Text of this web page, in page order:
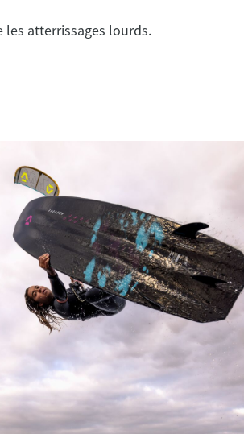
les atterrissages lourds.